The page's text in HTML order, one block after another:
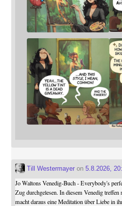
Till Westermayeron 5.8.2026,
Jo Waltons Venedig-Buch - Everybody's
Zug durchgelesen. In diesem Venedig treffen
macht daraus eine Meditation über Liebe in